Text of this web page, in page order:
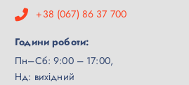
+38 (067) 86 37 700
Години роботи:
Пн–Сб: 9:00 – 17:00,
Нд: вихідний